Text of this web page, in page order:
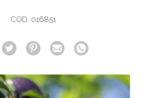
COD. 016851